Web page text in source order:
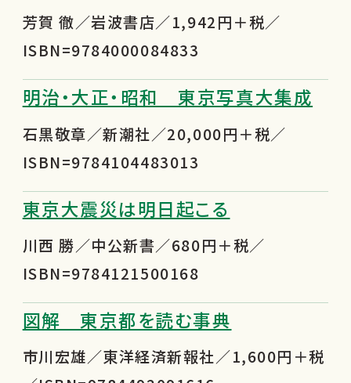
芳賀 徹／岩波書店／1,942円＋税／
ISBN=9784000084833
明治・大正・昭和 東京写真大集成
石黒敬章／新潮社／20,000円＋税／
ISBN=9784104483013
東京大震災は明日起こる
川西 勝／中公新書／680円＋税／
ISBN=9784121500168
図解 東京都を読む事典
市川宏雄／東洋経済新報社／1,600円＋税